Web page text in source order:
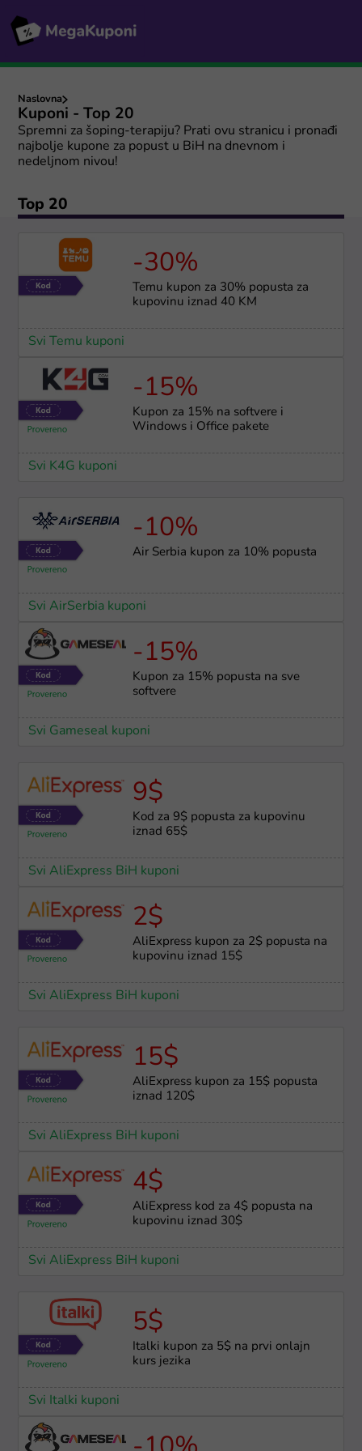
Naslovna
Kuponi - Top 20
Spremni za šoping-terapiju? Prati ovu stranicu i pronađi
najbolje kupone za popust u BiH na dnevnom i
nedeljnom nivou!
Top 20
-30%
Temu kupon za 30% popusta za
kupovinu iznad 40 KM
Svi Temu kuponi
-15%
Kupon za 15% na softvere i
Windows i Office pakete
Svi K4G kuponi
-10%
Air Serbia kupon za 10% popusta
Svi AirSerbia kuponi
-15%
Kupon za 15% popusta na sve
softvere
Svi Gameseal kuponi
9$
Kod za 9$ popusta za kupovinu
iznad 65$
Svi AliExpress BiH kuponi
2$
AliExpress kupon za 2$ popusta na
kupovinu iznad 15$
Svi AliExpress BiH kuponi
15$
AliExpress kupon za 15$ popusta
iznad 120$
Svi AliExpress BiH kuponi
4$
AliExpress kod za 4$ popusta na
kupovinu iznad 30$
Svi AliExpress BiH kuponi
5$
Italki kupon za 5$ na prvi onlajn
kurs jezika
Svi Italki kuponi